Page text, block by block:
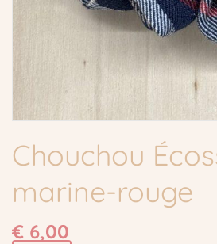
Chouchou
marine-rouge
€ 6,00